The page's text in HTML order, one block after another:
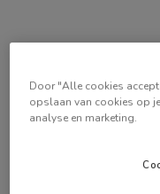
Door "Alle cookies
opslaan van cookies op
analyse en marketing.